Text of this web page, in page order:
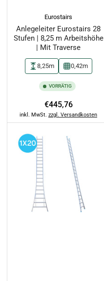
Eurostairs
Anlegeleiter Eurostairs 28
Stufen | 8,25 m Arbeitshöhe
| Mit Traverse
8,25m 0,42m
VORRÄTIG
Normaler
Preis
€445,76
inkl. MwSt. zzgl. Versandkosten